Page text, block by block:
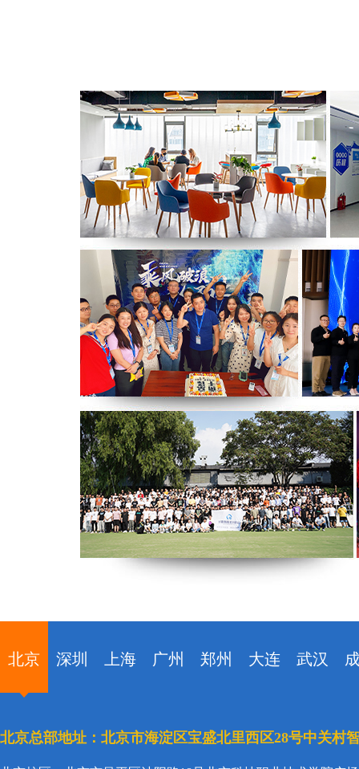
北京 深圳 上海 广州 郑州 大连 武汉
北京总部地址：北京市海淀区宝盛北里西区28号中关村